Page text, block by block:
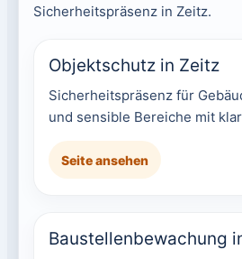
Sicherheitspräsenz in Zeitz.
Objektschutz in Zeitz
Sicherheitspräsenz für
und sensible Bereiche mit
Seite ansehen
Baustellenbewachung